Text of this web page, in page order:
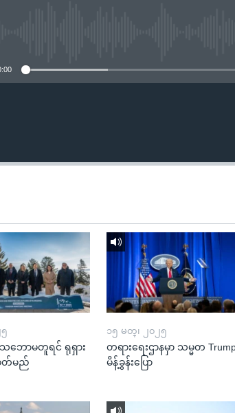
ဘောမတူရင် ရုရှား
တ်မည်
၁၅ မတ္၊ ၂၀၂၅
တရားရေးဌာနမှာ သမ္မတ
မိန့်ခွန်းပြော